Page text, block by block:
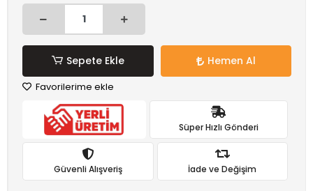
Sepete Ekle Hemen Al
Favorilerime ekle
Süper Hızlı Gönderi
Güvenli Alışveriş İade ve Değişim